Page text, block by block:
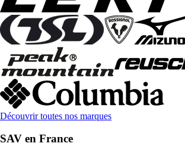
Découvrir toutes nos marques
SAV en France